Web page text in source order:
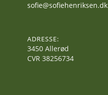
sofie@sofiehenriksen.dk
ADRESSE:
3450 Allerød
CVR 38256734